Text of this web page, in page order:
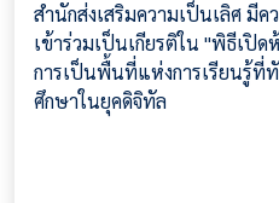
สำนักส่งเสริมความเป็นเลิศ มี
เข้าร่วมเป็นเกียรติใน "พิธีเปิ
การเป็นพื้นที่แห่งการเรียนรู้ที่
ศึกษาในยุคดิจิทัล